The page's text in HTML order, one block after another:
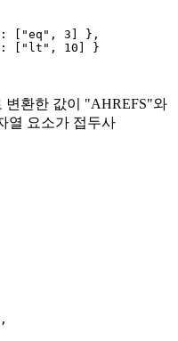
["eq", 3] },
["lt", 10] }
변환한 값이 "AHREFS"와
열 요소가 접두사